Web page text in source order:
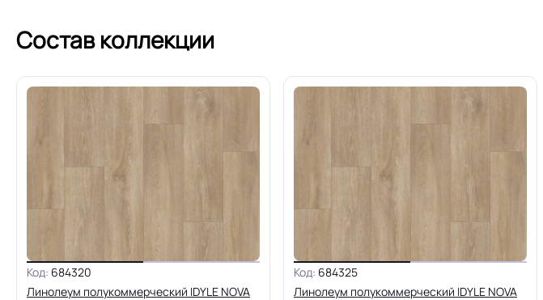
Состав коллекции
Код: 684320
Линолеум полукоммерческий IDYLE NOVA
Код: 684325
Линолеум полукоммерческий IDYLE NOVA